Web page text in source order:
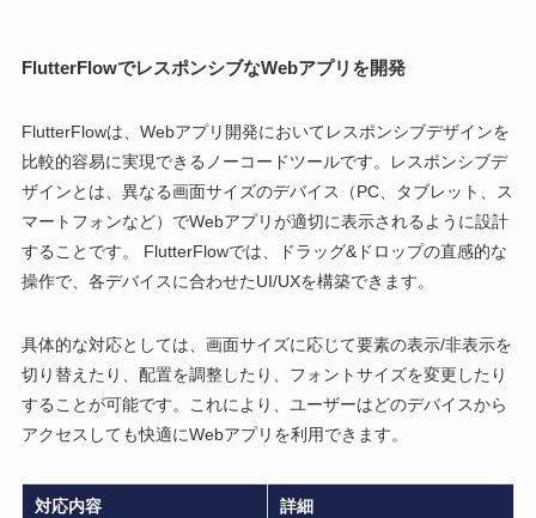
FlutterFlowでレスポンシブなWebアプリを開発
FlutterFlowは、Webアプリ開発においてレスポンシブデザインを
比較的容易に実現できるノーコードツールです。レスポンシブデ
ザインとは、異なる画面サイズのデバイス（PC、タブレット、ス
マートフォンなど）でWebアプリが適切に表示されるように設計
することです。 FlutterFlowでは、ドラッグ&ドロップの直感的な
操作で、各デバイスに合わせたUI/UXを構築できます。
具体的な対応としては、画面サイズに応じて要素の表示/非表示を
切り替えたり、配置を調整したり、フォントサイズを変更したり
することが可能です。これにより、ユーザーはどのデバイスから
アクセスしても快適にWebアプリを利用できます。
対応内容 詳細